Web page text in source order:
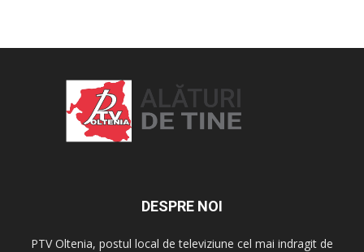
DESPRE NOI
PTV Oltenia, postul local de televiziune cel mai indragit de